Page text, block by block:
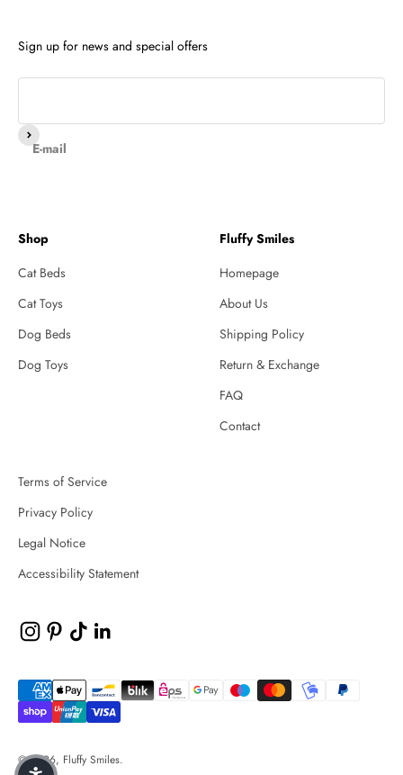
Sign up for news and special offers
E-mail
Subscribe
Shop
Cat Beds
Cat Toys
Dog Beds
Dog Toys
Fluffy Smiles
Homepage
About Us
Shipping Policy
Return & Exchange
FAQ
Contact
Terms of Service
Privacy Policy
Legal Notice
Accessibility Statement
© 2026, Fluffy Smiles.